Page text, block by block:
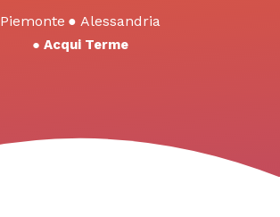
Piemonte ● Alessandria
● Acqui Terme